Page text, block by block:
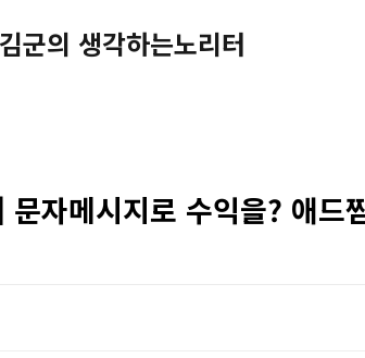
김군의 생각하는노리터
자메시지로 수익을? 애드